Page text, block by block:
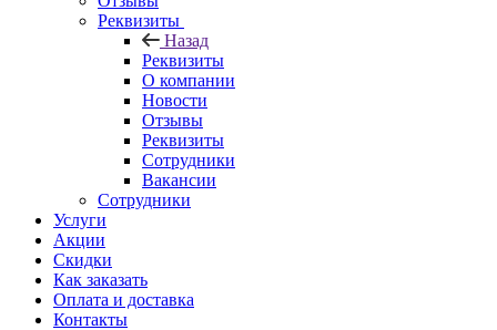
Реквизиты
Назад
Реквизиты
О компании
Новости
Отзывы
Реквизиты
Сотрудники
Вакансии
Сотрудники
Услуги
Акции
Скидки
Как заказать
Оплата и доставка
Контакты